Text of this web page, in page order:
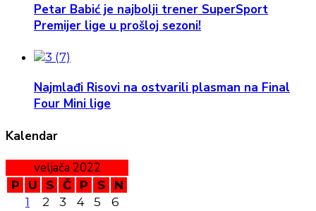
Petar Babić je najbolji trener SuperSport
Premijer lige u prošloj sezoni!
Najmlađi Risovi na ostvarili plasman na Final
Four Mini lige
Kalendar
veljača 2022
P U S Č P S
N
1
2 3 4 5
6